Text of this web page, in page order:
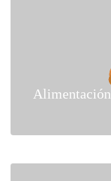
Alimentación